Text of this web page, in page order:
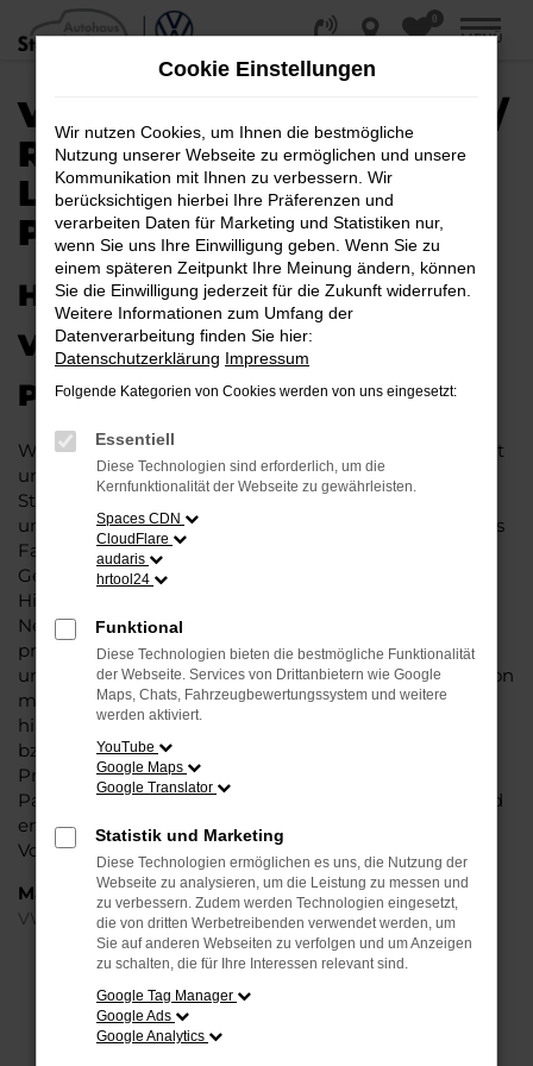
Zum
Hauptinhalt
0
MENÜ
VW ID.7 EU-NEUWAGEN /
REIMPORT |
LIEFERSERVICE NACH
PADERBORN
HERAUSRAGENDE QUALITÄT:
VW ID.7 EU-NEUWAGEN FÜR
PADERBORN
Wer in puncto Qualität keinerlei Kompromisse eingeht
und bei Fahrten durch Paderborn auf dem neuesten
Stand der Automobiltechnik sein möchte, landet
unweigerlich bei einem VW ID.7 EU-Neuwagen. Dieses
Fahrzeug überzeugt vor allem in der aktuellen
Generation in den Vergleichstests und gilt in vielerlei
Hinsicht als Trendsetter. Wenn Sie Ihren VW ID.7 EU-
Neuwagen für Paderborn bei Steinböhmer kaufen,
profitieren Sie gleich mehrfach. So bieten wir einen
umfangreichen Service und bringen eine Erfahrung von
mehr als 80 Jahren in die Beratung mit ein. Darüber
hinaus sichern Sie sich bei jedem Kauf einen Rabatt
bzw. Nachlass, der teilweise im zweistelligen
Prozentbereich liegt. VW ID.7 EU-Neuwagen für
Paderborn sind bei uns auch im Leasing zu haben und
entsprechend zu 100 Prozent Ihren individuellen
Vorstellungen.
Marken
VW
FEHLER: NETWORK ERROR
Beim Laden ist ein Fehler aufgetreten.
Cookie Einstellungen
Wir nutzen Cookies, um Ihnen die bestmögliche
Nutzung unserer Webseite zu ermöglichen und unsere
Kommunikation mit Ihnen zu verbessern. Wir
berücksichtigen hierbei Ihre Präferenzen und
verarbeiten Daten für Marketing und Statistiken nur,
wenn Sie uns Ihre Einwilligung geben. Wenn Sie zu
einem späteren Zeitpunkt Ihre Meinung ändern, können
Sie die Einwilligung jederzeit für die Zukunft widerrufen.
Weitere Informationen zum Umfang der
Datenverarbeitung finden Sie hier:
Datenschutzerklärung Impressum
Folgende Kategorien von Cookies werden von uns eingesetzt:
Essentiell
Diese Technologien sind erforderlich, um die
Kernfunktionalität der Webseite zu gewährleisten.
Spaces CDN
CloudFlare
audaris
hrtool24
Funktional
Diese Technologien bieten die bestmögliche Funktionalität
der Webseite. Services von Drittanbietern wie Google
Maps, Chats, Fahrzeugbewertungssystem und weitere
werden aktiviert.
YouTube
Google Maps
Google Translator
Statistik und Marketing
Diese Technologien ermöglichen es uns, die Nutzung der
Webseite zu analysieren, um die Leistung zu messen und
zu verbessern. Zudem werden Technologien eingesetzt,
die von dritten Werbetreibenden verwendet werden, um
Sie auf anderen Webseiten zu verfolgen und um Anzeigen
zu schalten, die für Ihre Interessen relevant sind.
Google Tag Manager
Google Ads
Google Analytics